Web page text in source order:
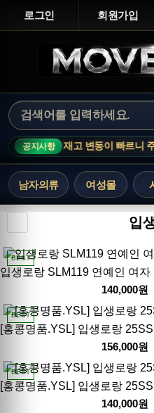
로그인 회원가입
공지사항
기 상품은 재고 변동이 빠르니 주
남자의류 여성몰
입
BEST
140,000원
BEST
156,000원
BEST
140,000원